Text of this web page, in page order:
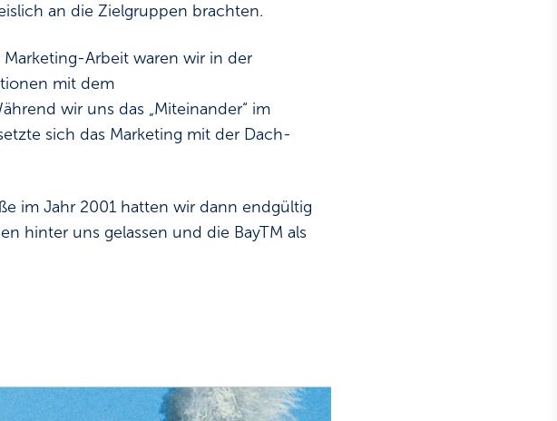
an die Zielgruppen brachten.
Arbeit waren wir in der
mit dem
wir uns das „Miteinander“ im
sich das Marketing mit der Dach-
im Jahr 2001 hatten wir dann endgültig
hinter uns gelassen und die BayTM als